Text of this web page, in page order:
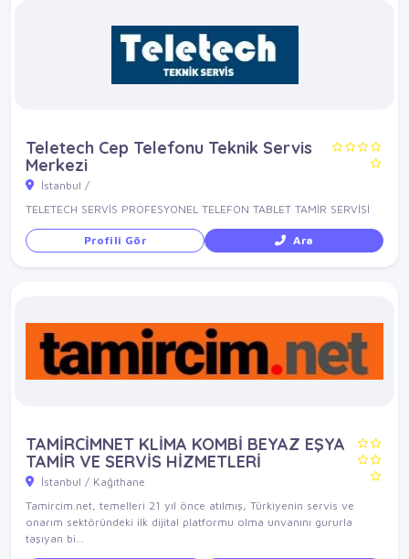
Teletech Cep Telefonu Teknik Servis
Merkezi
İstanbul /
TELETECH SERVİS PROFESYONEL TELEFON TABLET TAMİR SERVİSİ
Profili Gör Ara
TAMİRCİMNET KLİMA KOMBİ BEYAZ EŞYA
TAMİR VE SERVİS HİZMETLERİ
İstanbul / Kağıthane
Tamircim.net, temelleri 21 yıl önce atılmış, Türkiyenin servis ve
onarım sektöründeki ilk dijital platformu olma unvanını gururla
taşıyan bi...